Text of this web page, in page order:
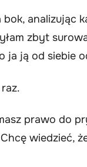
bok, analizując
zbyt
ja ją od siebie
prawo do
wiedzieć,